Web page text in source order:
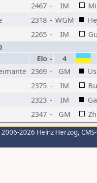
2467 - IM
2318 - WGM
2265 - IM
Elo -
4
2369 - GM
2375 - IM
2323 - IM
2347 - GM
2026 Heinz Herzog,